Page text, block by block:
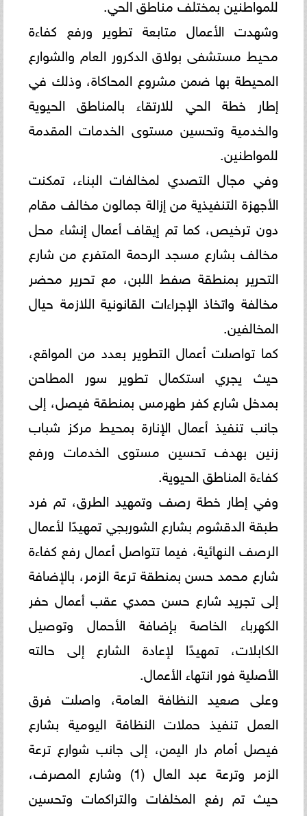
وشهدت الأعمال متابعة تطوير ورفع كفاءة
محيط مستشفى بولاق الدكرور العام والشوارع
المحيطة بها ضمن مشروع المحاكاة، وذلك في
إطار خطة الحي للارتقاء بالمناطق الحيوية
والخدمية وتحسين مستوى الخدمات المقدمة
للمواطنين.
وفي مجال التصدي لمخالفات البناء، تمكنت
الأجهزة التنفيذية من إزالة جمالون مخالف مقام
دون ترخيص، كما تم إيقاف أعمال إنشاء محل
مخالف بشارع مسجد الرحمة المتفرع من شارع
التحرير بمنطقة صفط اللبن، مع تحرير محضر
مخالفة واتخاذ الإجراءات القانونية اللازمة حيال
المخالفين.
كما تواصلت أعمال التطوير بعدد من المواقع،
حيث يجري استكمال تطوير سور المطاحن
بمدخل شارع كفر طهرمس بمنطقة فيصل، إلى
جانب تنفيذ أعمال الإنارة بمحيط مركز شباب
زنين بهدف تحسين مستوى الخدمات ورفع
كفاءة المناطق الحيوية.
وفي إطار خطة رصف وتمهيد الطرق، تم فرد
طبقة الدقشوم بشارع الشوربجي تمهيدًا لأعمال
الرصف النهائية، فيما تتواصل أعمال رفع كفاءة
شارع محمد حسن بمنطقة ترعة الزمر، بالإضافة
إلى تجريد شارع حسن حمدي عقب أعمال حفر
الكهرباء الخاصة بإضافة الأحمال وتوصيل
الكابلات، تمهيدًا لإعادة الشارع إلى حالته
الأصلية فور انتهاء الأعمال.
وعلى صعيد النظافة العامة، واصلت فرق
العمل تنفيذ حملات النظافة اليومية بشارع
فيصل أمام دار اليمن، إلى جانب شوارع ترعة
الزمر وترعة عبد العال (1) وشارع المصرف،
حيث تم رفع المخلفات والتراكمات وتحسين